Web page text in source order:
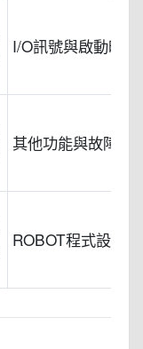
I/O訊號與啟動時序
其他功能與故障排
ROBOT程式設計